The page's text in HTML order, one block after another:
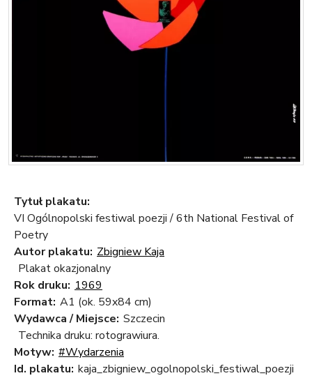
Tytuł plakatu:
VI Ogólnopolski festiwal poezji / 6th National Festival of
Poetry
Autor plakatu: Zbigniew Kaja
Plakat okazjonalny
Rok druku: 1969
Format: A1 (ok. 59x84 cm)
Wydawca / Miejsce: Szczecin
Technika druku: rotograwiura.
Motyw: #Wydarzenia
Id. plakatu: kaja_zbigniew_ogolnopolski_festiwal_poezji